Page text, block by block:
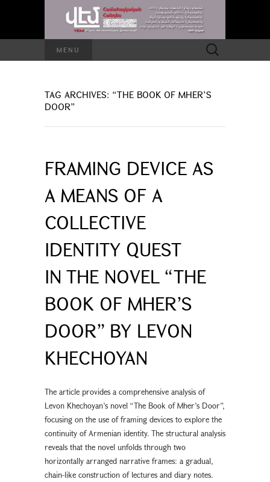
MENU
Search
for:
TAG ARCHIVES: “THE BOOK OF MHER’S
DOOR”
FRAMING DEVICE AS
A MEANS OF A
COLLECTIVE
IDENTITY QUEST
IN THE NOVEL “THE
BOOK OF MHER’S
DOOR” BY LEVON
KHECHOYAN
The article provides a comprehensive analysis of
Levon Khechoyan’s novel “The Book of Mher’s Door”,
focusing on the use of framing devices to explore the
continuity of Armenian identity. The structural analysis
reveals that the novel unfolds through two
horizontally arranged narrative frames: a gradual,
chain-like construction of lectures and diary notes.